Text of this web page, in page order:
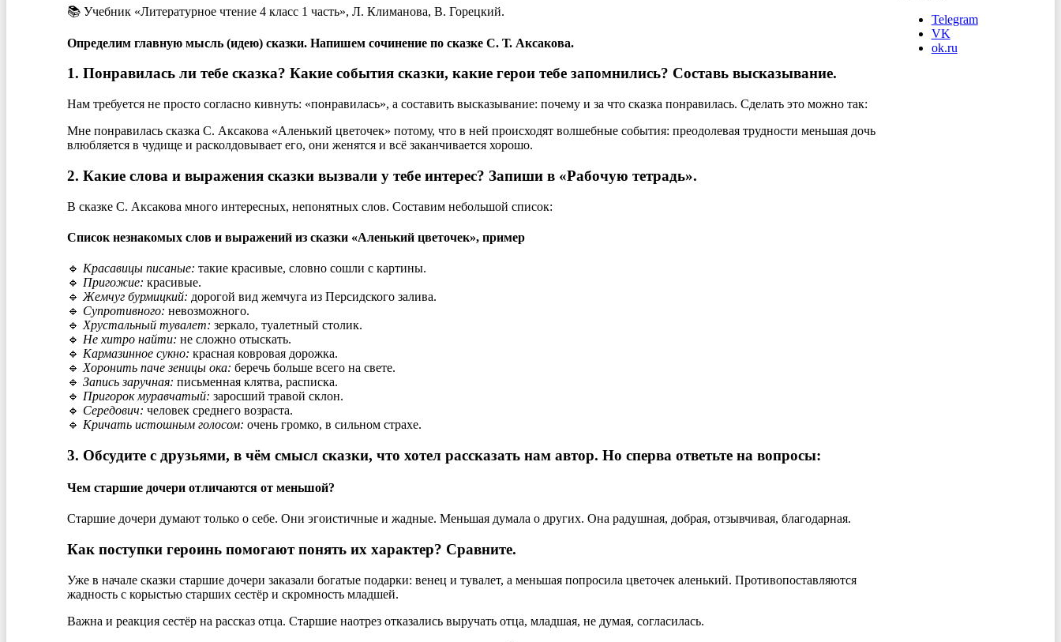
📚 Учебник «Литературное чтение 4 класс 1 часть», Л. Климанова, В. Горецкий.
Определим главную мысль (идею) сказки. Напишем сочинение по сказке С. Т. Аксакова.
1. Понравилась ли тебе сказка? Какие события сказки, какие герои тебе запомнились? Составь высказывание.
Нам требуется не просто согласно кивнуть: «понравилась», а составить высказывание: почему и за что сказка понравилась. Сделать это можно так:
Мне понравилась сказка С. Аксакова «Аленький цветочек» потому, что в ней происходят волшебные события: преодолевая трудности меньшая дочь
влюбляется в чудище и расколдовывает его, они женятся и всё заканчивается хорошо.
2. Какие слова и выражения сказки вызвали у тебе интерес? Запиши в «Рабочую тетрадь».
В сказке С. Аксакова много интересных, непонятных слов. Составим небольшой список:
Список незнакомых слов и выражений из сказки «Аленький цветочек», пример
🔹 Красавицы писаные: такие красивые, словно сошли с картины.
🔹 Пригожие: красивые.
🔹 Жемчуг бурмицкий: дорогой вид жемчуга из Персидского залива.
🔹 Супротивного: невозможного.
🔹 Хрустальный тувалет: зеркало, туалетный столик.
🔹 Не хитро найти: не сложно отыскать.
🔹 Кармазинное сукно: красная ковровая дорожка.
🔹 Хоронить паче зеницы ока: беречь больше всего на свете.
🔹 Запись заручная: письменная клятва, расписка.
🔹 Пригорок муравчатый: заросший травой склон.
🔹 Середович: человек среднего возраста.
🔹 Кричать истошным голосом: очень громко, в сильном страхе.
3. Обсудите с друзьями, в чём смысл сказки, что хотел рассказать нам автор. Но сперва ответьте на вопросы:
Чем старшие дочери отличаются от меньшой?
Старшие дочери думают только о себе. Они эгоистичные и жадные. Меньшая думала о других. Она радушная, добрая, отзывчивая, благодарная.
Как поступки героинь помогают понять их характер? Сравните.
Уже в начале сказки старшие дочери заказали богатые подарки: венец и тувалет, а меньшая попросила цветочек аленький. Противопоставляются
жадность с корыстью старших сестёр и скромность младшей.
Важна и реакция сестёр на рассказ отца. Старшие наотрез отказались выручать отца, младшая, не думая, согласилась.
Telegram
VK
ok.ru